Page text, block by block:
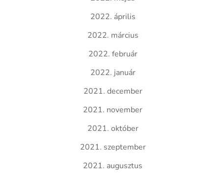
2022. április
2022. március
2022. február
2022. január
2021. december
2021. november
2021. október
2021. szeptember
2021. augusztus